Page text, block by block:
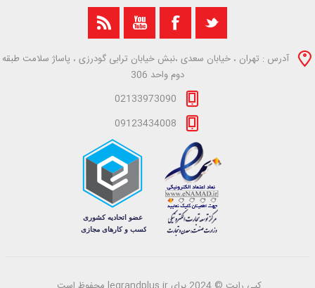
آدرس : تهران ، خیابان سعدی ،نبش خیابان ترابی گودرزی ، پاساژ سلامت طبقه
دوم واحد 306
02133973090
09123434008